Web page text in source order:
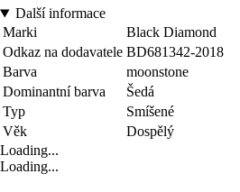
Další informace
Marki
Black Diamond
Odkaz na dodavatele BD681342-2018
Barva
moonstone
Dominantní barva
Šedá
Typ
Smíšené
Věk
Dospělý
Loading...
Loading...